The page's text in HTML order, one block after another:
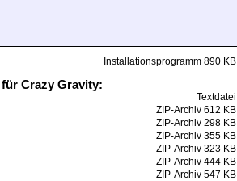
Installationsprogramm 890 KB
Crazy Gravity:
Textdatei
ZIP-Archiv 612 KB
ZIP-Archiv 298 KB
ZIP-Archiv 355 KB
ZIP-Archiv 323 KB
ZIP-Archiv 444 KB
ZIP-Archiv 547 KB